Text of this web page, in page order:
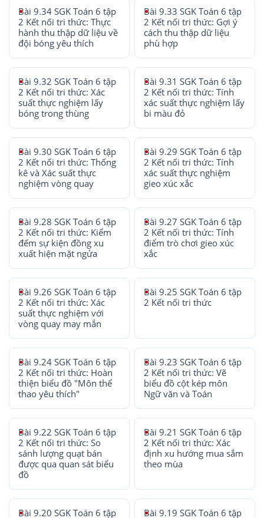
Bài 9.34 SGK Toán 6 tập
2 Kết nối tri thức: Thực
hành thu thập dữ liệu về
đội bóng yêu thích
Bài 9.33 SGK Toán 6 tập
2 Kết nối tri thức: Gợi ý
cách thu thập dữ liệu
phù hợp
Bài 9.32 SGK Toán 6 tập
2 Kết nối tri thức: Xác
suất thực nghiệm lấy
bóng trong thùng
Bài 9.31 SGK Toán 6 tập
2 Kết nối tri thức: Tính
xác suất thực nghiệm lấy
bi màu đỏ
Bài 9.30 SGK Toán 6 tập
2 Kết nối tri thức: Thống
kê và Xác suất thực
nghiệm vòng quay
Bài 9.29 SGK Toán 6 tập
2 Kết nối tri thức: Tính
xác suất thực nghiệm
gieo xúc xắc
Bài 9.28 SGK Toán 6 tập
2 Kết nối tri thức: Kiểm
đếm sự kiện đồng xu
xuất hiện mặt ngửa
Bài 9.27 SGK Toán 6 tập
2 Kết nối tri thức: Tính
điểm trò chơi gieo xúc
xắc
Bài 9.26 SGK Toán 6 tập
2 Kết nối tri thức: Xác
suất thực nghiệm với
vòng quay may mắn
Bài 9.25 SGK Toán 6 tập
2 Kết nối tri thức
Bài 9.24 SGK Toán 6 tập
2 Kết nối tri thức: Hoàn
thiện biểu đồ "Môn thể
thao yêu thích"
Bài 9.23 SGK Toán 6 tập
2 Kết nối tri thức: Vẽ
biểu đồ cột kép môn
Ngữ văn và Toán
Bài 9.22 SGK Toán 6 tập
2 Kết nối tri thức: So
sánh lượng quạt bán
được qua quan sát biểu
đồ
Bài 9.21 SGK Toán 6 tập
2 Kết nối tri thức: Xác
định xu hướng mua sắm
theo mùa
Bài 9.20 SGK Toán 6 tập Bài 9.19 SGK Toán 6 tập